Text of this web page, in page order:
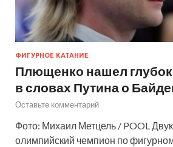
ФИГУРНОЕ КАТАНИЕ
Плющенко нашел
в словах Путина о
Оставьте комментарий
Фото: Михаил Метцель / POOL
олимпийский чемпион по